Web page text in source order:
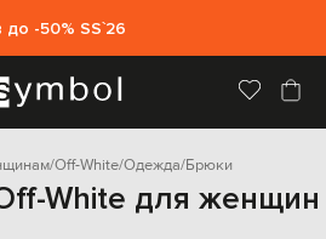
до -50% SS`26
Off-White Одежда Брюки
White для женщин